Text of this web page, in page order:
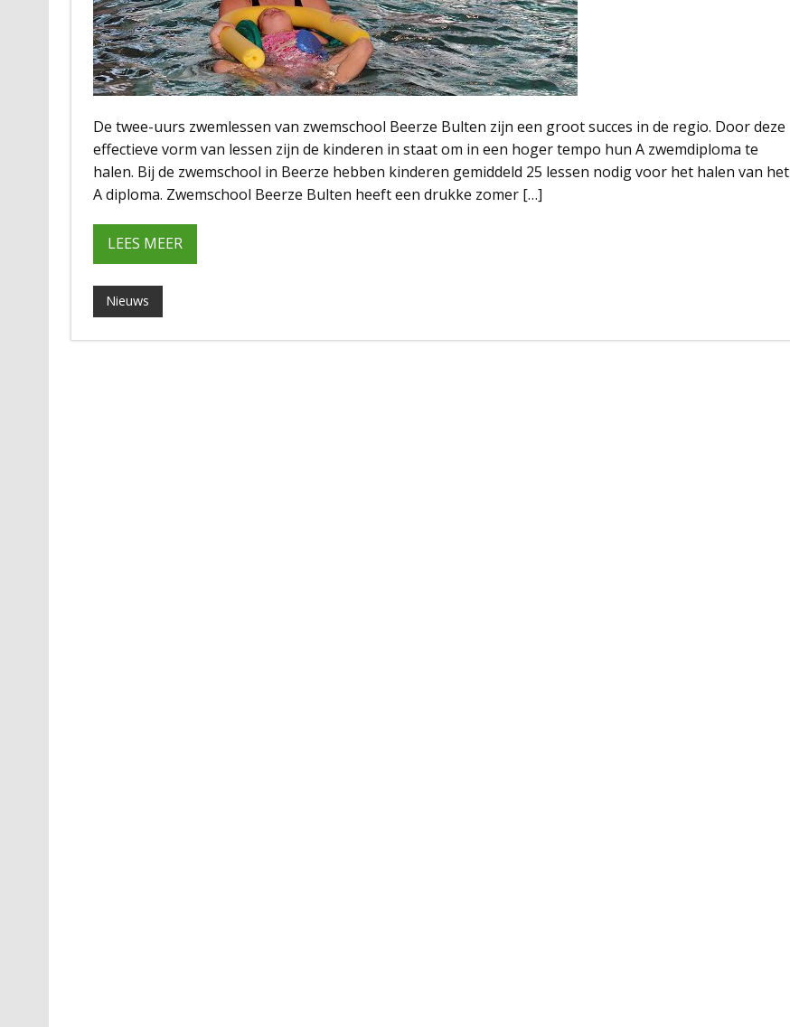
De twee-uurs zwemlessen van zwemschool Beerze Bulten zijn een groot succes in de regio. Door deze
effectieve vorm van lessen zijn de kinderen in staat om in een hoger tempo hun A zwemdiploma te
halen. Bij de zwemschool in Beerze hebben kinderen gemiddeld 25 lessen nodig voor het halen van het
A diploma. Zwemschool Beerze Bulten heeft een drukke zomer […]
LEES MEER
Nieuws